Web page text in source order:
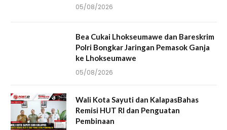
05/08/2026
Bea Cukai Lhokseumawe dan Bareskrim
Polri Bongkar Jaringan Pemasok Ganja
ke Lhokseumawe
05/08/2026
Wali Kota Sayuti dan KalapasBahas
Remisi HUT RI dan Penguatan
Pembinaan